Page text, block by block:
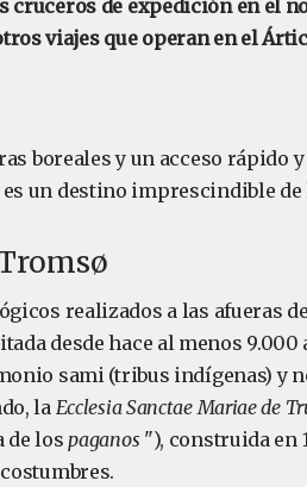
cruceros de expedición en el
viajes que operan en el
boreales y un acceso rápido
es un destino imprescindible
realizados a las afueras
desde hace al menos
sami (tribus indígenas) y
la Ecclesia Sanctae Mariae de
de lospaganos "), construida en